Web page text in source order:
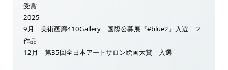
受賞
2025
9月 美術画廊410Gallery 国際公募展『#blue2』入選 ２
作品
12月 第35回全日本アートサロン絵画大賞 入選